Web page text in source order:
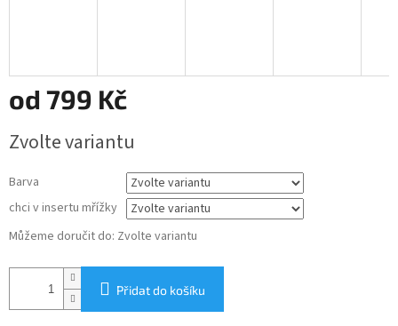
od 799 Kč
cena:
Zvolte variantu
Barva
chci v insertu mřížky
Můžeme doručit do: Zvolte variantu
Přidat do košíku